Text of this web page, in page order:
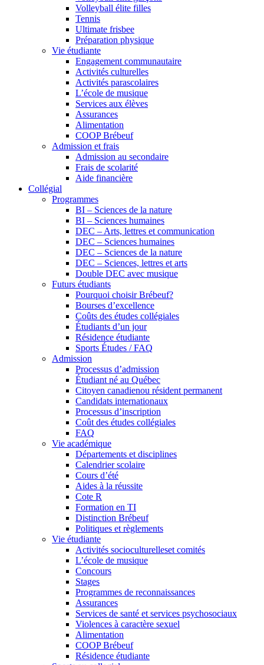
Volleyball élite filles
Tennis
Ultimate frisbee
Préparation physique
Vie étudiante
Engagement communautaire
Activités culturelles
Activités parascolaires
L’école de musique
Services aux élèves
Assurances
Alimentation
COOP Brébeuf
Admission et frais
Admission au secondaire
Frais de scolarité
Aide financière
Collégial
Programmes
BI – Sciences de la nature
BI – Sciences humaines
DEC – Arts, lettres et communication
DEC – Sciences humaines
DEC – Sciences de la nature
DEC – Sciences, lettres et arts
Double DEC avec musique
Futurs étudiants
Pourquoi choisir Brébeuf?
Bourses d’excellence
Coûts des études collégiales
Étudiants d’un jour
Résidence étudiante
Sports Études / FAQ
Admission
Processus d’admission
Étudiant né au Québec
Citoyen canadienou résident permanent
Candidats internationaux
Processus d’inscription
Coût des études collégiales
FAQ
Vie académique
Départements et disciplines
Calendrier scolaire
Cours d’été
Aides à la réussite
Cote R
Formation en TI
Distinction Brébeuf
Politiques et règlements
Vie étudiante
Activités socioculturelleset comités
L’école de musique
Concours
Stages
Programmes de reconnaissances
Assurances
Services de santé et services psychosociaux
Violences à caractère sexuel
Alimentation
COOP Brébeuf
Résidence étudiante